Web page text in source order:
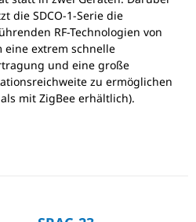
die SDCO-1-Serie die
RF-Technologien von
eine extrem schnelle
und eine große
zu ermöglichen
mit ZigBee erhältlich).